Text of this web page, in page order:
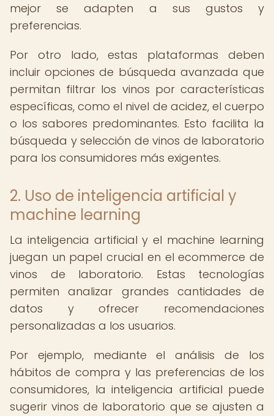
mejor se adapten a sus gustos y
preferencias.
Por otro lado, estas plataformas deben
incluir opciones de búsqueda avanzada que
permitan filtrar los vinos por características
específicas, como el nivel de acidez, el cuerpo
o los sabores predominantes. Esto facilita la
búsqueda y selección de vinos de laboratorio
para los consumidores más exigentes.
2. Uso de inteligencia artificial y
machine learning
La inteligencia artificial y el machine learning
juegan un papel crucial en el ecommerce de
vinos de laboratorio. Estas tecnologías
permiten analizar grandes cantidades de
datos y ofrecer recomendaciones
personalizadas a los usuarios.
Por ejemplo, mediante el análisis de los
hábitos de compra y las preferencias de los
consumidores, la inteligencia artificial puede
sugerir vinos de laboratorio que se ajusten a